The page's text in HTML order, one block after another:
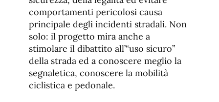
comportamenti pericolosi causa
principale degli incidenti stradali. Non
solo: il progetto mira anche a
stimolare il dibattito all’“uso sicuro”
della strada ed a conoscere meglio la
segnaletica, conoscere la mobilità
ciclistica e pedonale.